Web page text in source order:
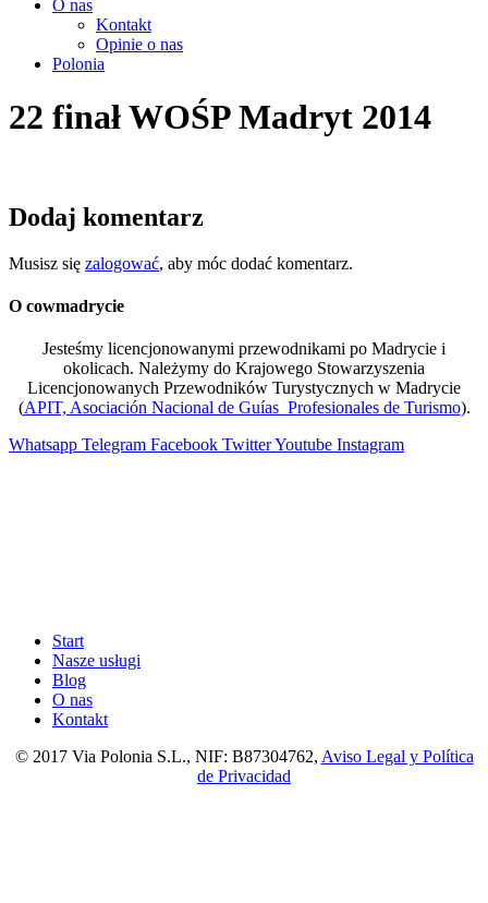
O nas
Kontakt
Opinie o nas
Polonia
22 finał WOŚP Madryt 2014
Dodaj komentarz
Musisz się zalogować, aby móc dodać komentarz.
O cowmadrycie
Jesteśmy licencjonowanymi przewodnikami po Madrycie i
okolicach. Należymy do Krajowego Stowarzyszenia
Licencjonowanych Przewodników Turystycznych w Madrycie
(APIT, Asociación Nacional de Guías Profesionales de Turismo).
Whatsapp Telegram Facebook TwitterYoutube Instagram
Start
Nasze usługi
Blog
O nas
Kontakt
© 2017 Via Polonia S.L., NIF: B87304762, Aviso Legal y Política
de Privacidad